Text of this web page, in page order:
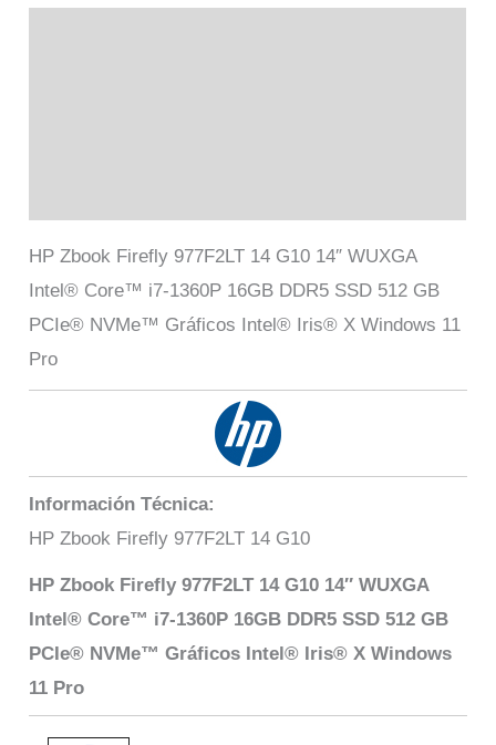
HP Zbook Firefly 977F2LT 14 G10 14″ WUXGA
Intel® Core™ i7-1360P 16GB DDR5 SSD 512 GB
PCIe® NVMe™ Gráficos Intel® Iris® X Windows 11
Pro
Información Técnica:
HP Zbook Firefly 977F2LT 14 G10
HP Zbook Firefly 977F2LT 14 G10 14″ WUXGA
Intel® Core™ i7-1360P 16GB DDR5 SSD 512 GB
PCIe® NVMe™ Gráficos Intel® Iris® X Windows
11 Pro